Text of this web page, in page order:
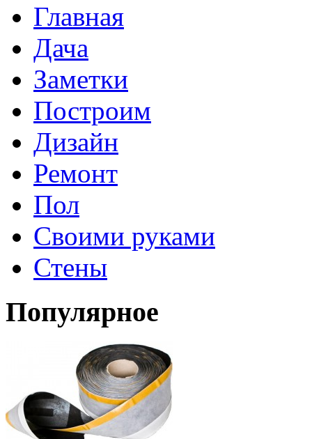
Главная
Дача
Заметки
Построим
Дизайн
Ремонт
Пол
Своими руками
Стены
Популярное